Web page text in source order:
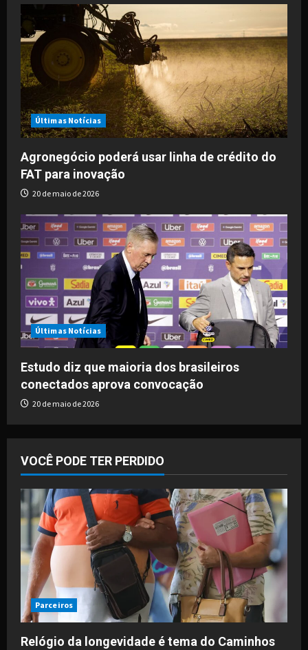
Últimas Notícias
Agronegócio poderá usar linha de crédito do
FAT para inovação
20 de maio de 2026
Últimas Notícias
Estudo diz que maioria dos brasileiros
conectados aprova convocação
20 de maio de 2026
VOCÊ PODE TER PERDIDO
Parceiros
Relógio da longevidade é tema do Caminhos